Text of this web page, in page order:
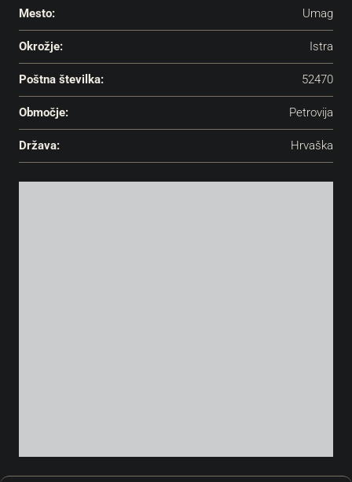
Mesto: Umag
Okrožje: Istra
Poštna številka: 52470
Območje: Petrovija
Država: Hrvaška